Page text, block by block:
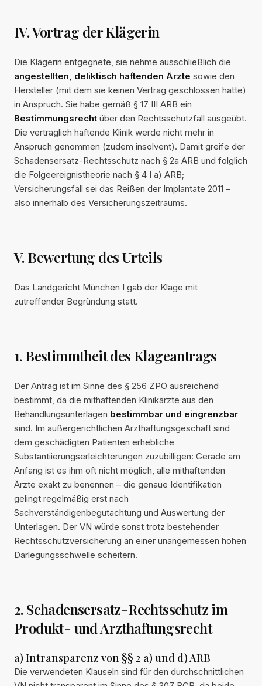
IV. Vortrag der Klägerin
Die Klägerin entgegnete, sie nehme ausschließlich die
angestellten, deliktisch haftenden Ärzte sowie den
Hersteller (mit dem sie keinen Vertrag geschlossen hatte)
in Anspruch. Sie habe gemäß § 17 III ARB ein
Bestimmungsrecht über den Rechtsschutzfall ausgeübt.
Die vertraglich haftende Klinik werde nicht mehr in
Anspruch genommen (zudem insolvent). Damit greife der
Schadensersatz-Rechtsschutz nach § 2a ARB und folglich
die Folgeereignistheorie nach § 4 I a) ARB;
Versicherungsfall sei das Reißen der Implantate 2011 –
also innerhalb des Versicherungszeitraums.
V. Bewertung des Urteils
Das Landgericht München I gab der Klage mit
zutreffender Begründung statt.
1. Bestimmtheit des Klageantrags
Der Antrag ist im Sinne des § 256 ZPO ausreichend
bestimmt, da die mithaftenden Klinikärzte aus den
Behandlungsunterlagen bestimmbar und eingrenzbar
sind. Im außergerichtlichen Arzthaftungsgeschäft sind
dem geschädigten Patienten erhebliche
Substantiierungserleichterungen zuzubilligen: Gerade am
Anfang ist es ihm oft nicht möglich, alle mithaftenden
Ärzte exakt zu benennen – die genaue Identifikation
gelingt regelmäßig erst nach
Sachverständigenbegutachtung und Auswertung der
Unterlagen. Der VN würde sonst trotz bestehender
Rechtsschutzversicherung an einer unangemessen hohen
Darlegungsschwelle scheitern.
2. Schadensersatz-Rechtsschutz im
Produkt- und Arzthaftungsrecht
a) Intransparenz von §§ 2 a) und d) ARB
Die verwendeten Klauseln sind für den durchschnittlichen